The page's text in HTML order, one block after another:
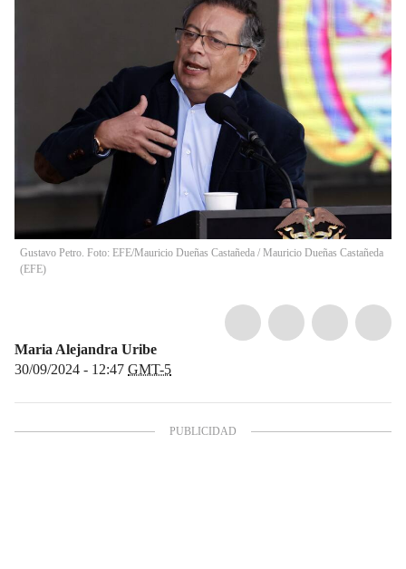
Gustavo Petro. Foto: EFE/Mauricio Dueñas Castañeda / Mauricio Dueñas Castañeda
(EFE)
Maria Alejandra Uribe
30/09/2024 - 12:47 GMT-5